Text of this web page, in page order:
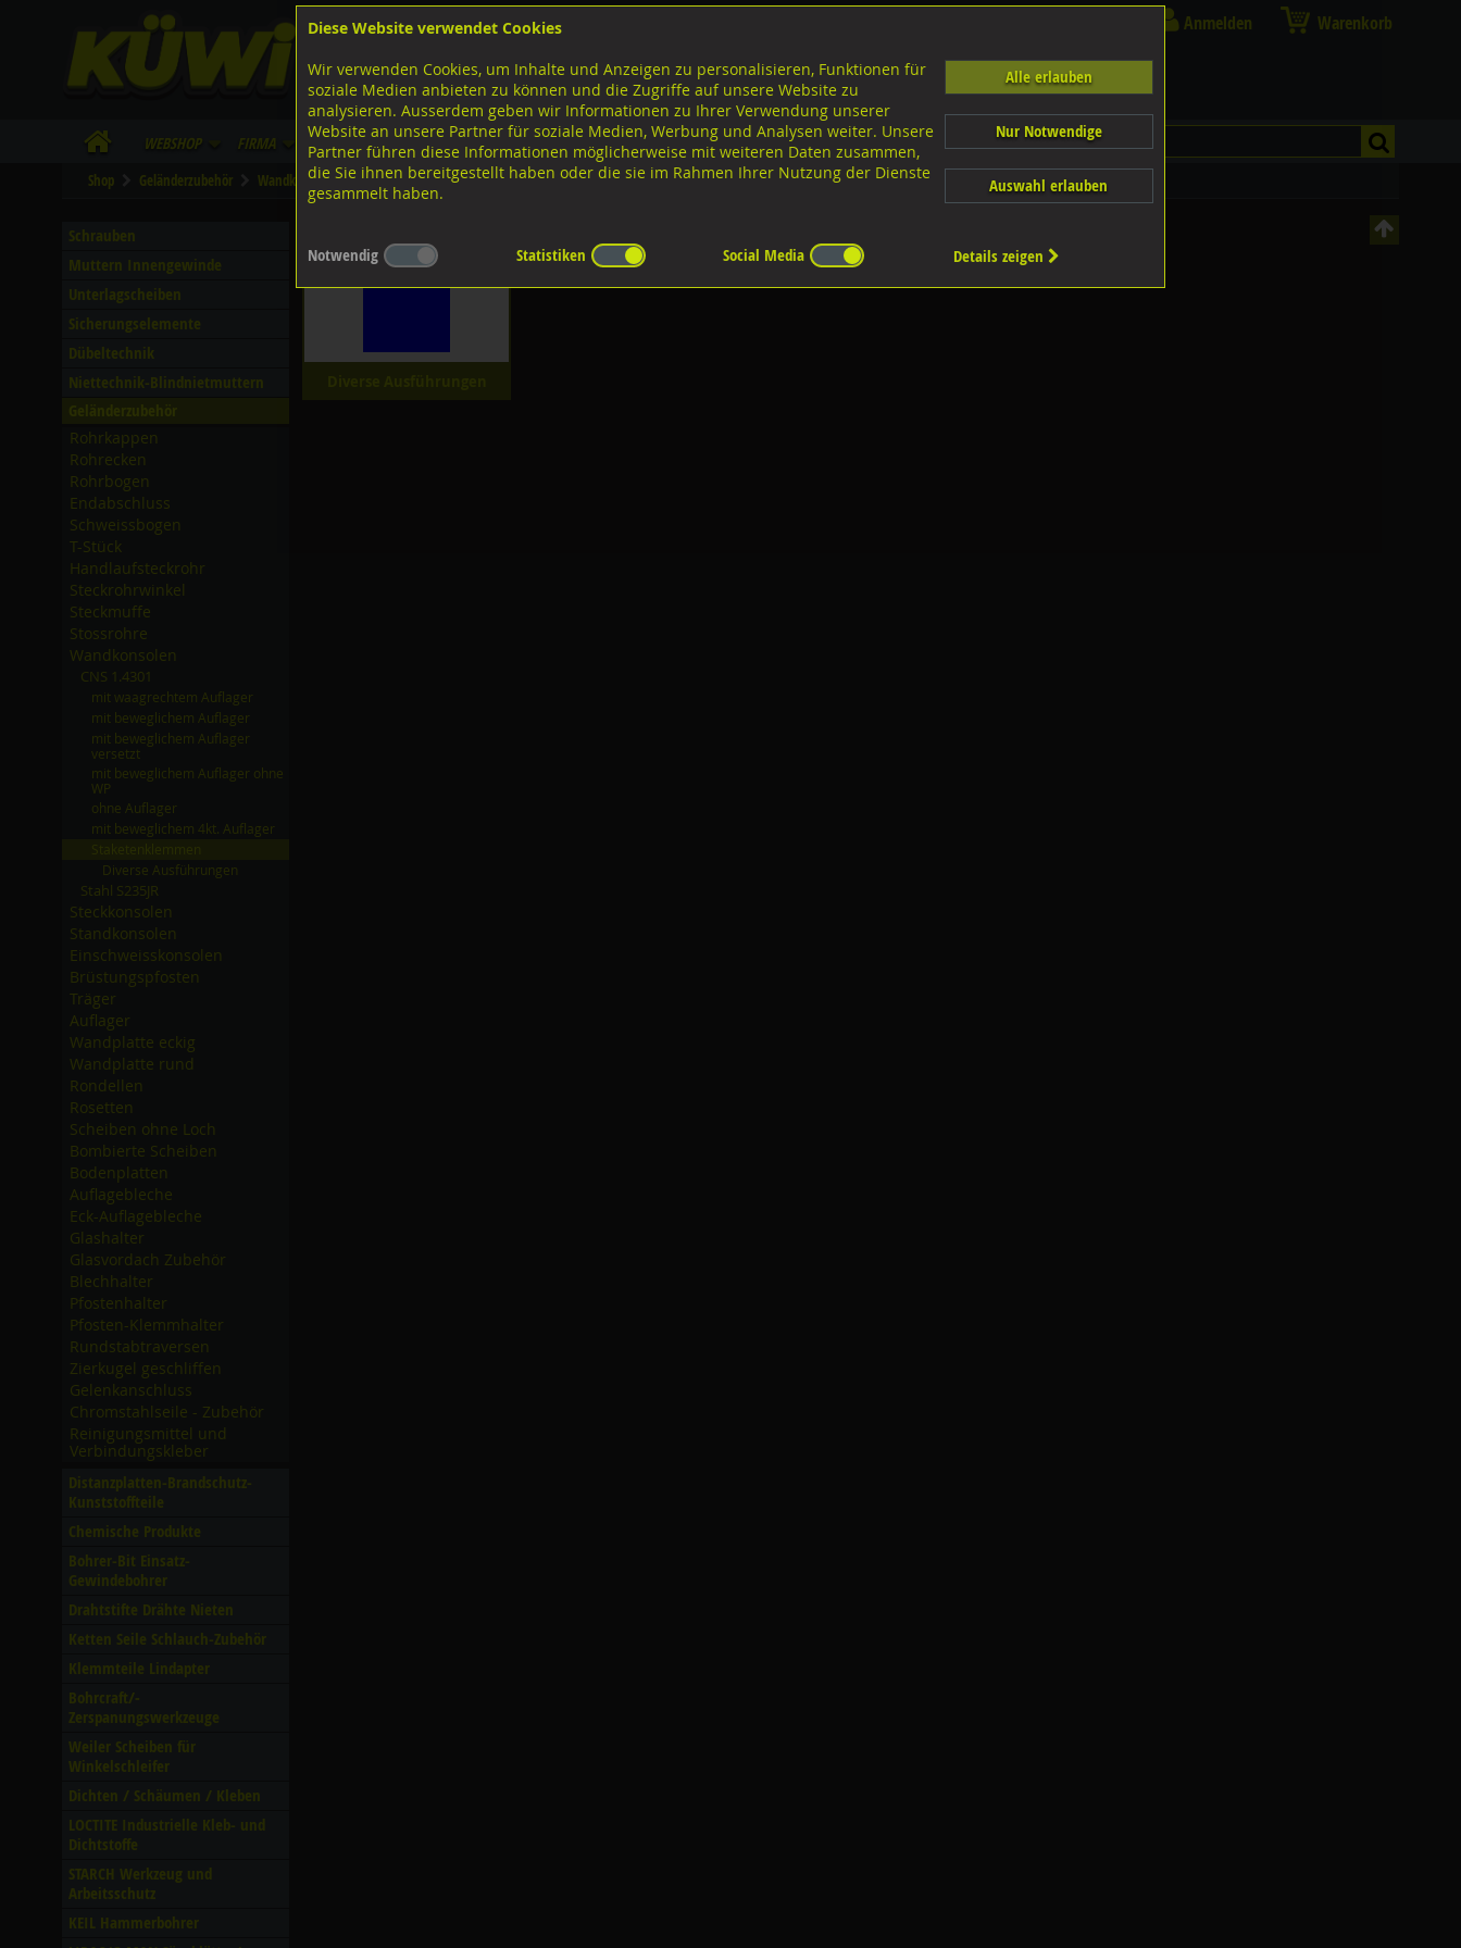
Lagerstrasse 8
Tel. 043 455 20 30
FB
IG
WebShop Firma Lieferinfo Infos/Downloads
Anmelden Warenkorb
Shop Geländerzubehör Wandkonsolen CNS 1.4301 Staketenklemmen
Schrauben
Muttern Innengewinde
Unterlagscheiben
Sicherungselemente
Dübeltechnik
Niettechnik-Blindnietmuttern
Rohrkappen
Rohrecken
Rohrbogen
Endabschluss
Schweissbogen
T-Stück
Handlaufsteckrohr
Steckrohrwinkel
Steckmuffe
Stossrohre
Wandkonsolen
CNS 1.4301
mit waagrechtem Auflager
mit beweglichem Auflager
mit beweglichem Auflager
versetzt
mit beweglichem Auflager ohne
WP
ohne Auflager
mit beweglichem 4kt. Auflager
Diverse Ausführungen
Stahl S235JR
Steckkonsolen
Standkonsolen
Einschweisskonsolen
Brüstungspfosten
Träger
Auflager
Wandplatte eckig
Wandplatte rund
Rondellen
Rosetten
Scheiben ohne Loch
Bombierte Scheiben
Bodenplatten
Auflagebleche
Eck-Auflagebleche
Glashalter
Glasvordach Zubehör
Blechhalter
Pfostenhalter
Pfosten-Klemmhalter
Rundstabtraversen
Zierkugel geschliffen
Gelenkanschluss
Chromstahlseile - Zubehör
Reinigungsmittel und
Verbindungskleber
Distanzplatten-Brandschutz-
Kunststoffteile
Chemische Produkte
Bohrer-Bit Einsatz-
Gewindebohrer
Drahtstifte Drähte Nieten
Ketten Seile Schlauch-Zubehör
Klemmteile Lindapter
Bohrcraft/­
Zerspanungswerkzeuge
Weiler Scheiben für
Winkelschleifer
Dichten /­ Schäumen /­ Kleben
LOCTITE Industrielle Kleb- und
Dichtstoffe
STARCH Werkzeug und
Arbeitsschutz
KEIL Hammerbohrer
Diese Website verwendet Cookies
Wir verwenden Cookies, um Inhalte und Anzeigen zu personalisieren, Funktionen für
soziale Medien anbieten zu können und die Zugriffe auf unsere Website zu
analysieren. Ausserdem geben wir Informationen zu Ihrer Verwendung unserer
Website an unsere Partner für soziale Medien, Werbung und Analysen weiter. Unsere
Partner führen diese Informationen möglicherweise mit weiteren Daten zusammen,
die Sie ihnen bereitgestellt haben oder die sie im Rahmen Ihrer Nutzung der Dienste
gesammelt haben.
Alle erlauben
Nur Notwendige
Auswahl erlauben
Notwendig Statistiken Social Media Details zeigen